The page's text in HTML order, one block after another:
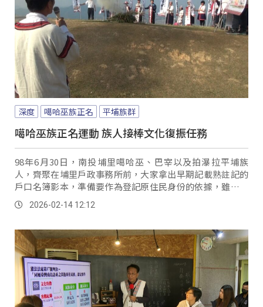
深度 噶哈巫族正名 平埔族群
噶哈巫族正名運動 族人接棒文化復振任務
98年6月30日，南投埔里噶哈巫、巴宰以及拍瀑拉平埔族
人，齊聚在埔里戶政事務所前，大家拿出早期記載熟註記的
戶口名簿影本，準備要作為登記原住民身份的依據，雖然當
時他們知道戶政機關是不可能讓他們做這樣的登記，但他們
就是要藉此表達訴求，爭取回復原住民族的身分。
2026-02-14 12:12